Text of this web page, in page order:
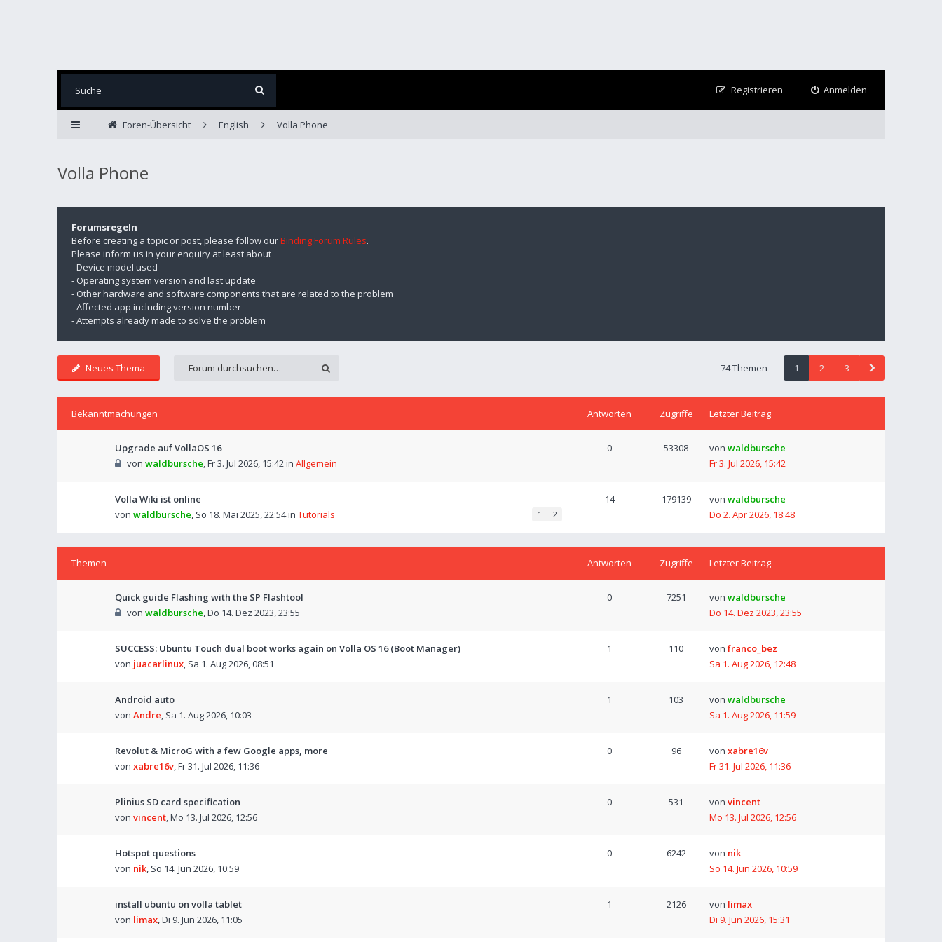
Anmelden
Registrieren
Foren-Übersicht English Volla Phone
Volla Phone
Forumsregeln
Before creating a topic or post, please follow ourBinding Forum Rules.
Please inform us in your enquiry at least about
- Device model used
- Operating system version and last update
- Other hardware and software components that are related to the problem
- Affected app including version number
- Attempts already made to solve the problem
Neues Thema 74 Themen 1 2 3
Bekanntmachungen Antworten Zugriffe Letzter Beitrag
Upgrade auf VollaOS 16
von waldbursche,Fr 3. Jul 2026, 15:42in Allgemein
0 53308 von waldbursche
Fr 3. Jul 2026, 15:42
Volla Wiki ist online
von waldbursche, So 18. Mai 2025, 22:54in Tutorials 1 2
14 179139 von waldbursche
Do 2. Apr 2026, 18:48
Themen Antworten Zugriffe Letzter Beitrag
Quick guide Flashing with the SP Flashtool
von waldbursche,Do 14. Dez 2023, 23:55
0 7251 von waldbursche
Do 14. Dez 2023, 23:55
SUCCESS: Ubuntu Touch dual boot works again on Volla OS 16 (Boot Manager)
von juacarlinux, Sa 1. Aug 2026, 08:51
1 110 von franco_bez
Sa 1. Aug 2026, 12:48
Android auto
von Andre, Sa 1. Aug 2026, 10:03
1 103 von waldbursche
Sa 1. Aug 2026, 11:59
Revolut & MicroG with a few Google apps, more
von xabre16v,Fr 31. Jul 2026, 11:36
0 96 von xabre16v
Fr 31. Jul 2026, 11:36
Plinius SD card specification
von vincent,Mo 13. Jul 2026, 12:56
0 531 von vincent
Mo 13. Jul 2026, 12:56
Hotspot questions
von nik, So 14. Jun 2026, 10:59
0 6242 von nik
So 14. Jun 2026, 10:59
install ubuntu on volla tablet
von limax,Di 9. Jun 2026, 11:05
1 2126 von limax
Di 9. Jun 2026, 15:31